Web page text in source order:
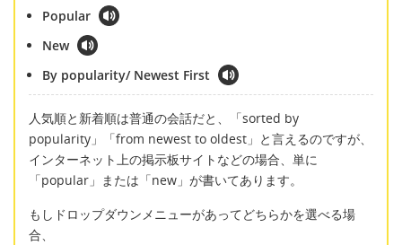
Popular
New
By popularity/ Newest First
人気順と新着順は普通の会話だと、「sorted by
popularity」「from newest to oldest」と言えるのですが、
インターネット上の掲示板サイトなどの場合、単に
「popular」または「new」が書いてあります。
もしドロップダウンメニューがあってどちらかを選べる場
合、